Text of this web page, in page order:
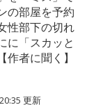
の部屋を予約
性部下の切れ
に「スカッと
作者に聞く】
更新